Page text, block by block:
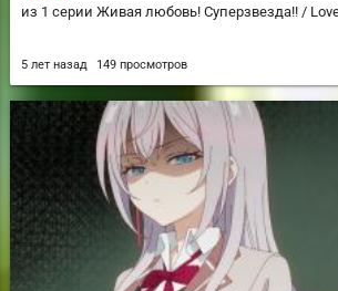
из 1 серии Живая любовь! Суперзвезда!! /
5 лет назад 149 просмотров